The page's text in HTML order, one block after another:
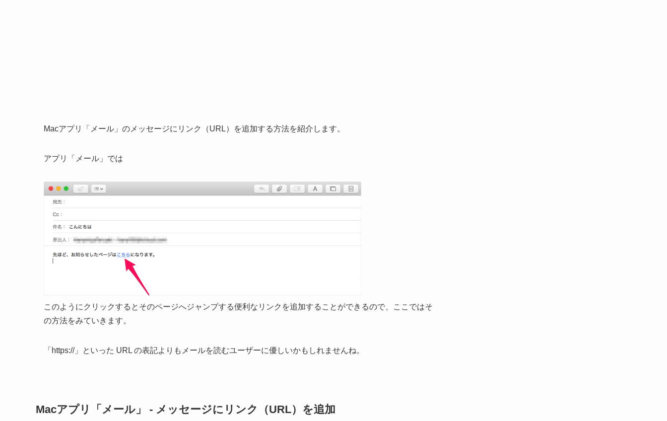
Macアプリ「メール」のメッセージにリンク（URL）を追加する方法を紹介します。
アプリ「メール」では
このようにクリックするとそのページへジャンプする便利なリンクを追加することができるので、ここではそ
の方法をみていきます。
「https://」といった URL の表記よりもメールを読むユーザーに優しいかもしれませんね。
Macアプリ「メール」 - メッセージにリンク（URL）を追加